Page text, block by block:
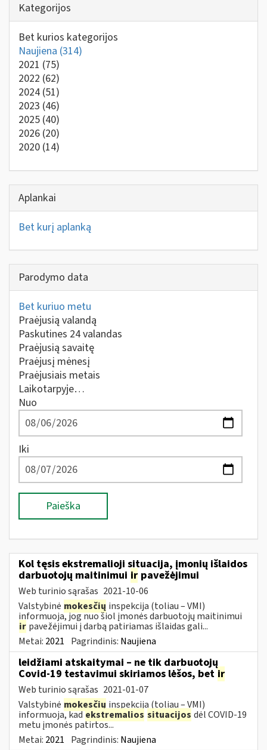
Kategorijos
Bet kurios kategorijos
Naujiena (314)
2021 (75)
2022 (62)
2024 (51)
2023 (46)
2025 (40)
2026 (20)
2020 (14)
Aplankai
Bet kurį aplanką
Parodymo data
Bet kuriuo metu
Praėjusią valandą
Paskutines 24 valandas
Praėjusią savaitę
Praėjusį mėnesį
Praėjusiais metais
Laikotarpyje…
Nuo
Iki
Paieška
Kol tęsis ekstremalioji situacija, įmonių išlaidos
darbuotojų maitinimui ir pavežėjimui
Web turinio sąrašas 2021-10-06
Valstybinė mokesčių inspekcija (toliau – VMI)
informuoja, jog nuo šiol įmonės darbuotojų maitinimui
ir pavežėjimui į darbą patiriamas išlaidas gali...
Metai: 2021 Pagrindinis: Naujiena
leidžiami atskaitymai – ne tik darbuotojų
Covid-19 testavimui skiriamos lėšos, bet ir
Web turinio sąrašas 2021-01-07
Valstybinė mokesčių inspekcija (toliau – VMI)
informuoja, kadekstremalios situacijos dėl COVID-19
metu įmonės patirtos...
Metai: 2021 Pagrindinis: Naujiena